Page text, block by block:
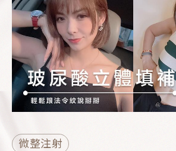
微整注射